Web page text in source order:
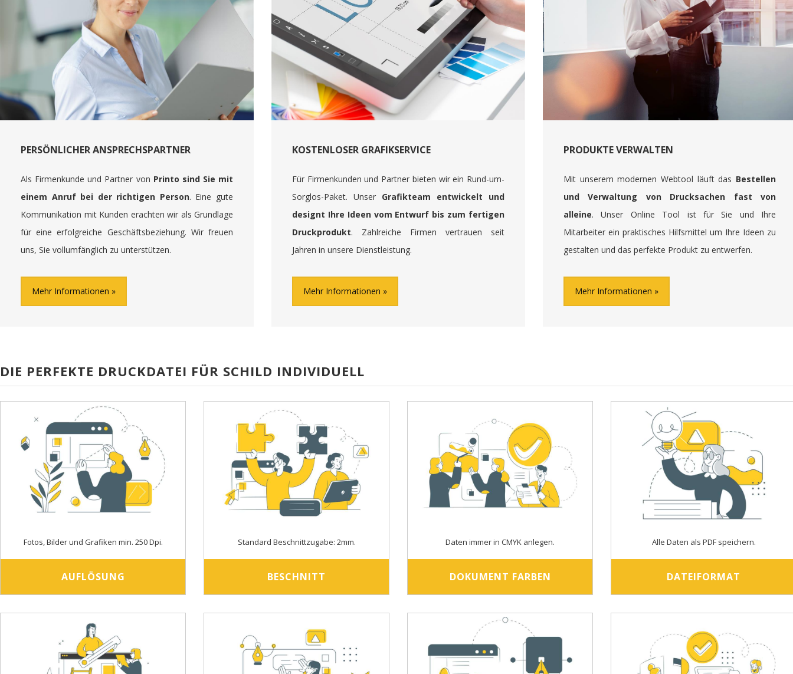
PERSÖNLICHER ANSPRECHSPARTNER
Als Firmenkunde und Partner von Printo sind Sie mit
einem Anruf bei der richtigen Person. Eine gute
Kommunikation mit Kunden erachten wir als Grundlage
für eine erfolgreiche Geschäftsbeziehung. Wir freuen
uns, Sie vollumfänglich zu unterstützen.
Mehr Informationen
KOSTENLOSER GRAFIKSERVICE
Für Firmenkunden und Partner bieten wir ein Rund-um-
Sorglos-Paket. Unser Grafikteam entwickelt und
designt Ihre Ideen vom Entwurf bis zum fertigen
Druckprodukt. Zahlreiche Firmen vertrauen seit
Jahren in unsere Dienstleistung.
Mehr Informationen
PRODUKTE VERWALTEN
Mit unserem modernen Webtool läuft das Bestellen
und Verwaltung von Drucksachen fast von
alleine. Unser Online Tool ist für Sie und Ihre
Mitarbeiter ein praktisches Hilfsmittel um Ihre Ideen zu
gestalten und das perfekte Produkt zu entwerfen.
Mehr Informationen
DIE PERFEKTE DRUCKDATEI FÜR SCHILD INDIVIDUELL
Fotos, Bilder und Grafiken min. 250 Dpi.
AUFLÖSUNG
Standard Beschnittzugabe: 2mm.
BESCHNITT
Daten immer in CMYK anlegen.
DOKUMENT FARBEN
Alle Daten als PDF speichern.
DATEIFORMAT